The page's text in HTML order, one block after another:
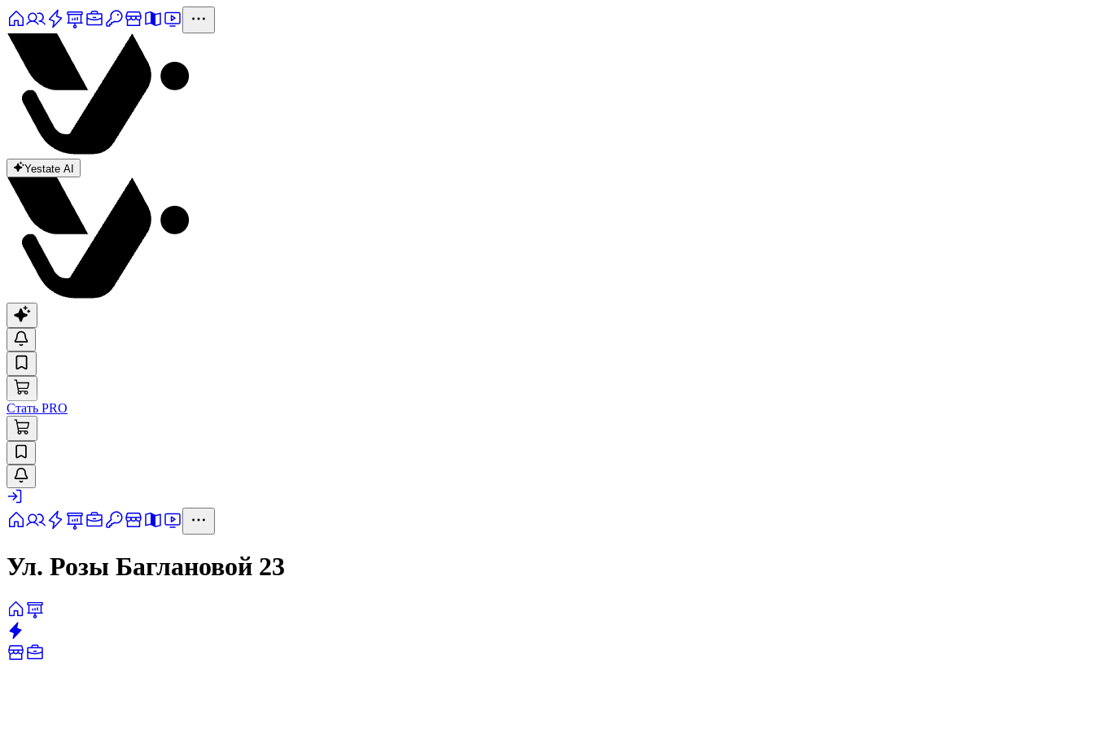
Yestate AI
Стать PRO
Ул. Розы Баглановой 23